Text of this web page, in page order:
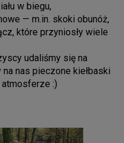
w biegu,
— m.in. skoki obunóż,
które przyniosły wiele
udaliśmy się na
nas pieczone kiełbaski
:)